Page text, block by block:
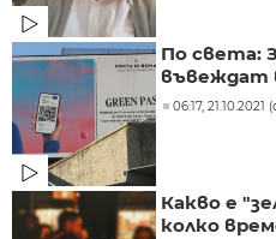
По света:
въвеждат
06:17, 21.10.2021
Какво е
колко